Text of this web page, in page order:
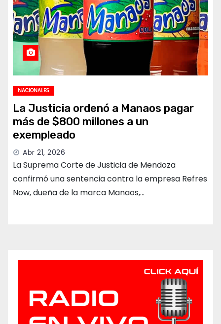
NACIONALES
La Justicia ordenó a Manaos pagar
más de $800 millones a un
exempleado
Abr 21, 2026
La Suprema Corte de Justicia de Mendoza
confirmó una sentencia contra la empresa Refres
Now, dueña de la marca Manaos,…